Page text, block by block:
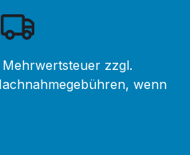
zzgl.
wenn